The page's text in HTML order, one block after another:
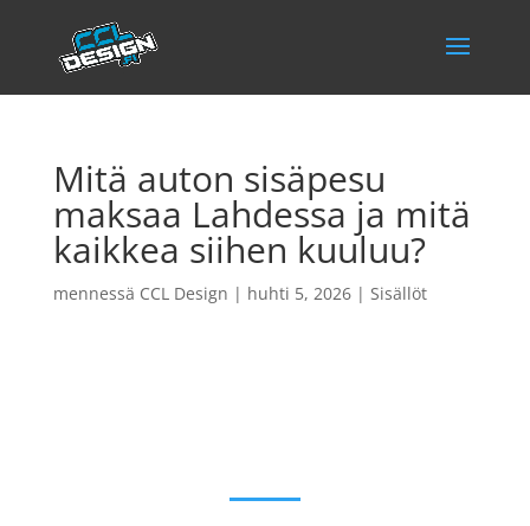
Mitä auton sisäpesu
maksaa Lahdessa ja mitä
kaikkea siihen kuuluu?
mennessä CCL Design | huhti 5, 2026| Sisällöt